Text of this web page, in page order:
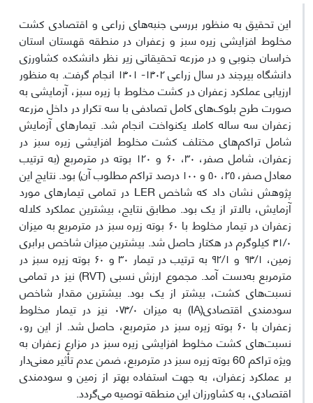
این تحقیق به منظور بررسی جنبه‌های زراعی و اقتصادی کشت
مخلوط افزایشی زیره سبز و زعفران در منطقه قهستان استان
خراسان جنوبی و در مزرعه تحقیقاتی زیر نظر دانشکده کشاورزی
دانشگاه بیرجند در سال زراعی ۱۴۰۲- ۱۴۰۱ انجام گرفت. به منظور
ارزیابی عملکرد زعفران در کشت مخلوط با زیره سبز، آزمایشی به
صورت طرح بلوک‌های کامل تصادفی با سه تکرار در داخل مزرعه
زعفران سه ساله کاملا یکنواخت انجام شد. تیمارهای آزمایش
شامل تراکم‌های مختلف کشت مخلوط افزایشی زیره سبز در
زعفران، شامل صفر، ۳۰، ۶۰ و ۱۲۰ بوته در مترمربع (به ترتیب
معادل صفر، ۲۵، ۵۰ و ۱۰۰ درصد تراکم مطلوب آن) بود. نتایج این
پژوهش نشان داد که شاخص LER در تمامی تیمارهای مورد
آزمایش، بالاتر از یک بود. مطابق نتایج، بیشترین عملکرد کلاله
زعفران در تیمار مخلوط با ۶۰ بوته زیره سبز در مترمربع به میزان
۴۱/۰ کیلوگرم در هکتار حاصل شد. بیشترین میزان شاخص برابری
زمین، ۹۴/۱ و ۹۲/۱ به ترتیب در تیمار ۳۰ و ۶۰ بوته زیره سبز در
مترمربع به‌دست آمد. مجموع ارزش نسبی (RVT) نیز در تمامی
نسبت‌های کشت، بیشتر از یک بود. بیشترین مقدار شاخص
سودمندی اقتصادی(IA) به میزان ۰۷۴/۰ نیز در تیمار مخلوط
زعفران با ۶۰ بوته زیره سبز در مترمربع، حاصل شد. از این رو،
نسبت‌های کشت مخلوط افزایشی زیره سبز در مزارع زعفران به
ویژه تراکم 60 بوته زیره سبز در مترمربع، ضمن عدم تأثیر معنی‌دار
بر عملکرد زعفران، به جهت استفاده بهتر از زمین و سودمندی
اقتصادی، به کشاورزان این منطقه توصیه می‌گردد.